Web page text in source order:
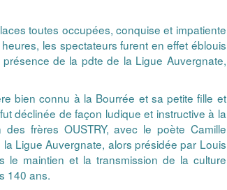
toutes occupées, conquise et impatiente
les spectateurs furent en effet éblouis
de la pdte de la Ligue Auvergnate,
bien connu à la Bourrée et sa petite fille et
déclinée de façon ludique et instructive à la
frères OUSTRY, avec le poète Camille
Ligue Auvergnate, alors présidée par Louis
le maintien et la transmission de la culture
140 ans.